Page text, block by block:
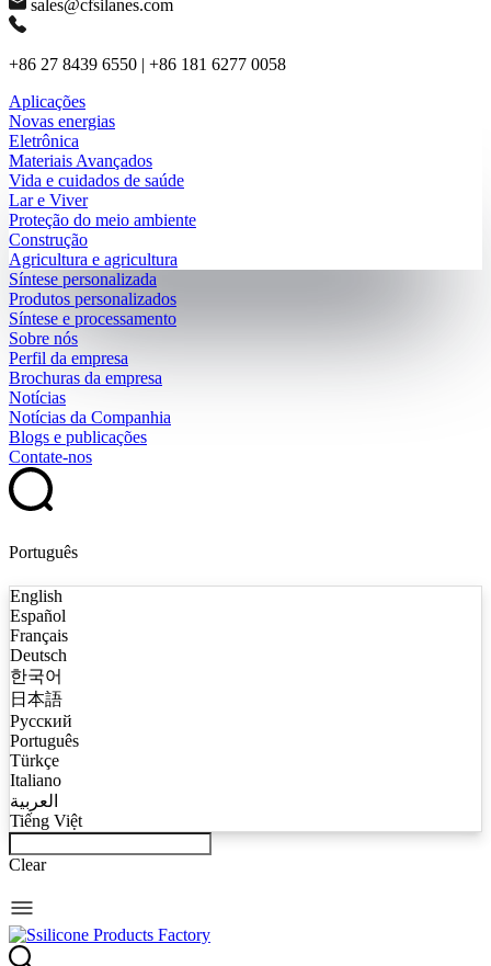
sales@cfsilanes.com
+86 27 8439 6550 | +86 181 6277 0058
Aplicações
Novas energias
Eletrônica
Materiais Avançados
Vida e cuidados de saúde
Lar e Viver
Proteção do meio ambiente
Construção
Agricultura e agricultura
Síntese personalizada
Produtos personalizados
Síntese e processamento
Sobre nós
Perfil da empresa
Brochuras da empresa
Notícias
Notícias da Companhia
Blogs e publicações
Contate-nos
Português
English
Español
Français
Deutsch
한국어
日本語
Русский
Português
Türkçe
Italiano
العربية
Tiếng Việt
Clear